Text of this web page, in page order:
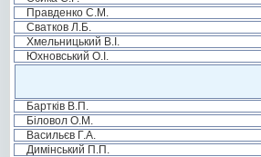
Правденко С.М.
Сватков Л.Б.
Хмельницький В.І.
Юхновський О.І.
Бартків В.П.
Біловол О.М.
Васильєв Г.А.
Димінський П.П.